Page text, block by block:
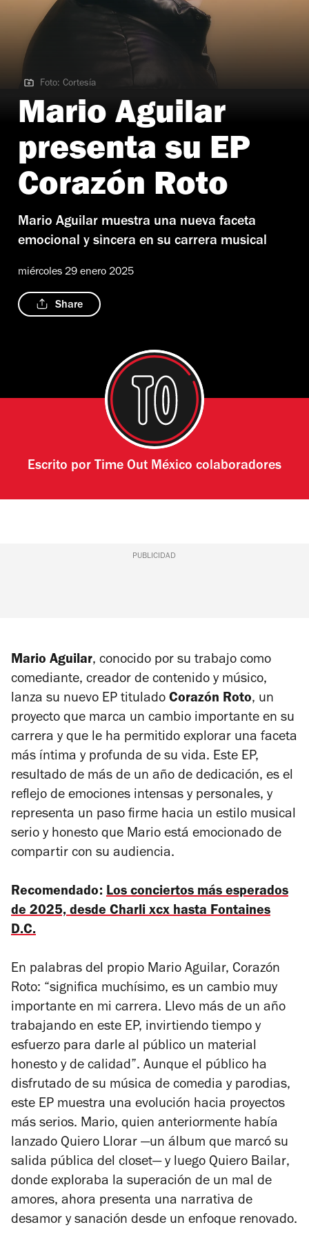
Foto: Cortesía
Foto: Cortesía
Mario Aguilar
presenta su EP
Corazón Roto
Mario Aguilar muestra una nueva faceta
emocional y sincera en su carrera musical
miércoles 29 enero 2025
Share
Escrito por Time Out México colaboradores
PUBLICIDAD
Mario Aguilar, conocido por su trabajo como
comediante, creador de contenido y músico,
lanza su nuevo EP titulado Corazón Roto, un
proyecto que marca un cambio importante en su
carrera y que le ha permitido explorar una faceta
más íntima y profunda de su vida. Este EP,
resultado de más de un año de dedicación, es el
reflejo de emociones intensas y personales, y
representa un paso firme hacia un estilo musical
serio y honesto que Mario está emocionado de
compartir con su audiencia.
Recomendado: Los conciertos más esperados
de 2025, desde Charli xcx hasta Fontaines
D.C.
En palabras del propio Mario Aguilar, Corazón
Roto: “significa muchísimo, es un cambio muy
importante en mi carrera. Llevo más de un año
trabajando en este EP, invirtiendo tiempo y
esfuerzo para darle al público un material
honesto y de calidad”. Aunque el público ha
disfrutado de su música de comedia y parodias,
este EP muestra una evolución hacia proyectos
más serios. Mario, quien anteriormente había
lanzado Quiero Llorar —un álbum que marcó su
salida pública del closet— y luego Quiero Bailar,
donde exploraba la superación de un mal de
amores, ahora presenta una narrativa de
desamor y sanación desde un enfoque renovado.